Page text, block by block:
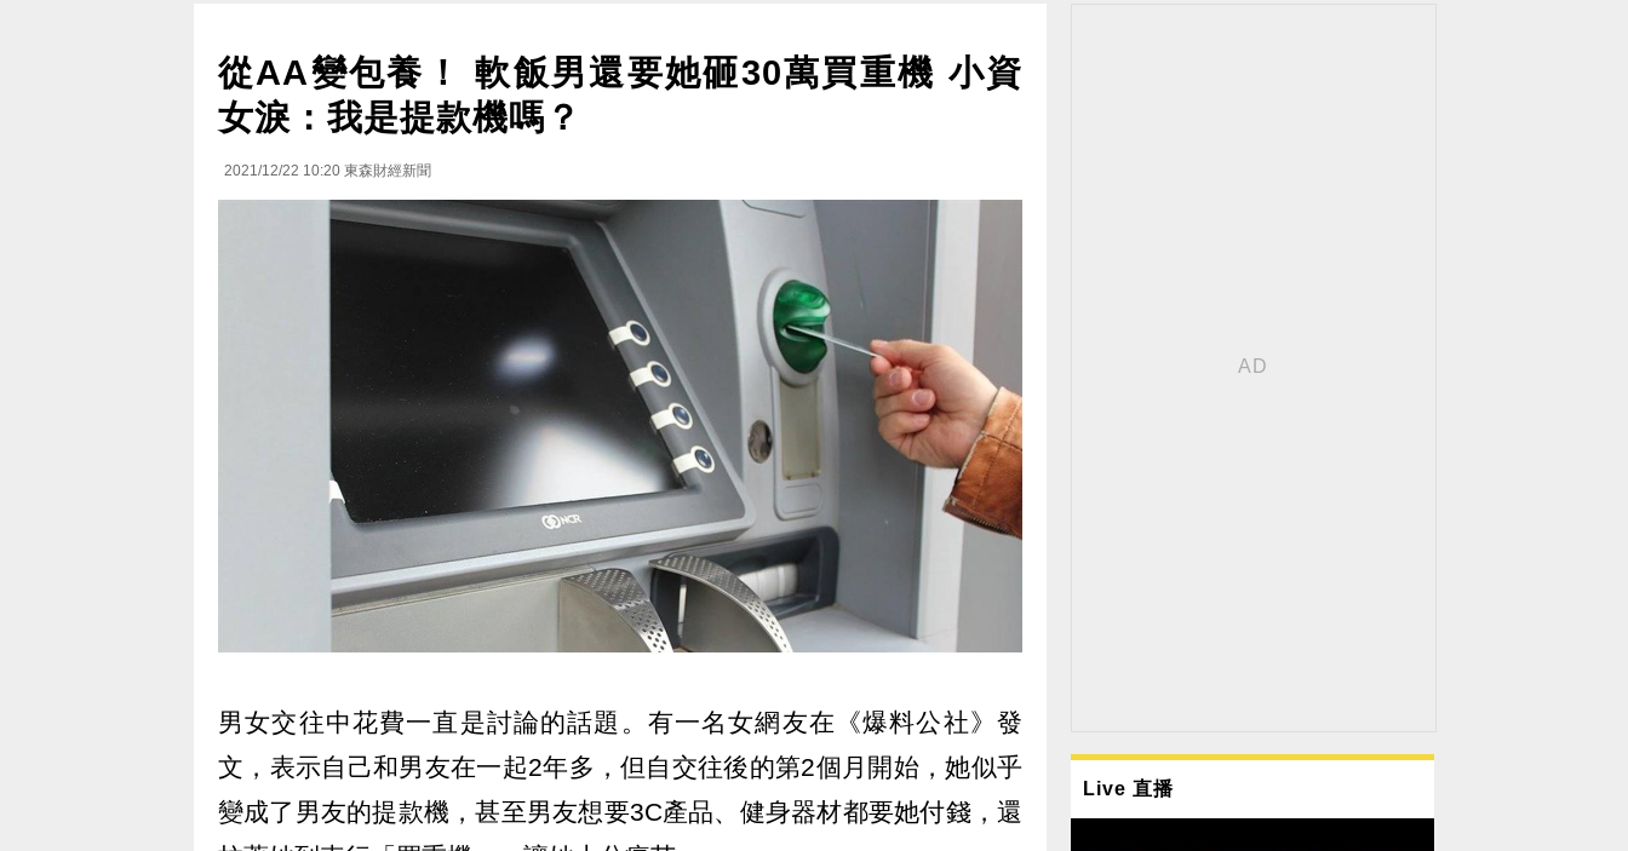
從AA變包養！ 軟飯男還要她砸30萬買重機 小資
女淚：我是提款機嗎？
2021/12/22 10:20 東森財經新聞
男女交往中花費一直是討論的話題。有一名女網友在《爆料公社》發
文，表示自己和男友在一起2年多，但自交往後的第2個月開始，她似乎
變成了男友的提款機，甚至男友想要3C產品、健身器材都要她付錢，還
Live 直播